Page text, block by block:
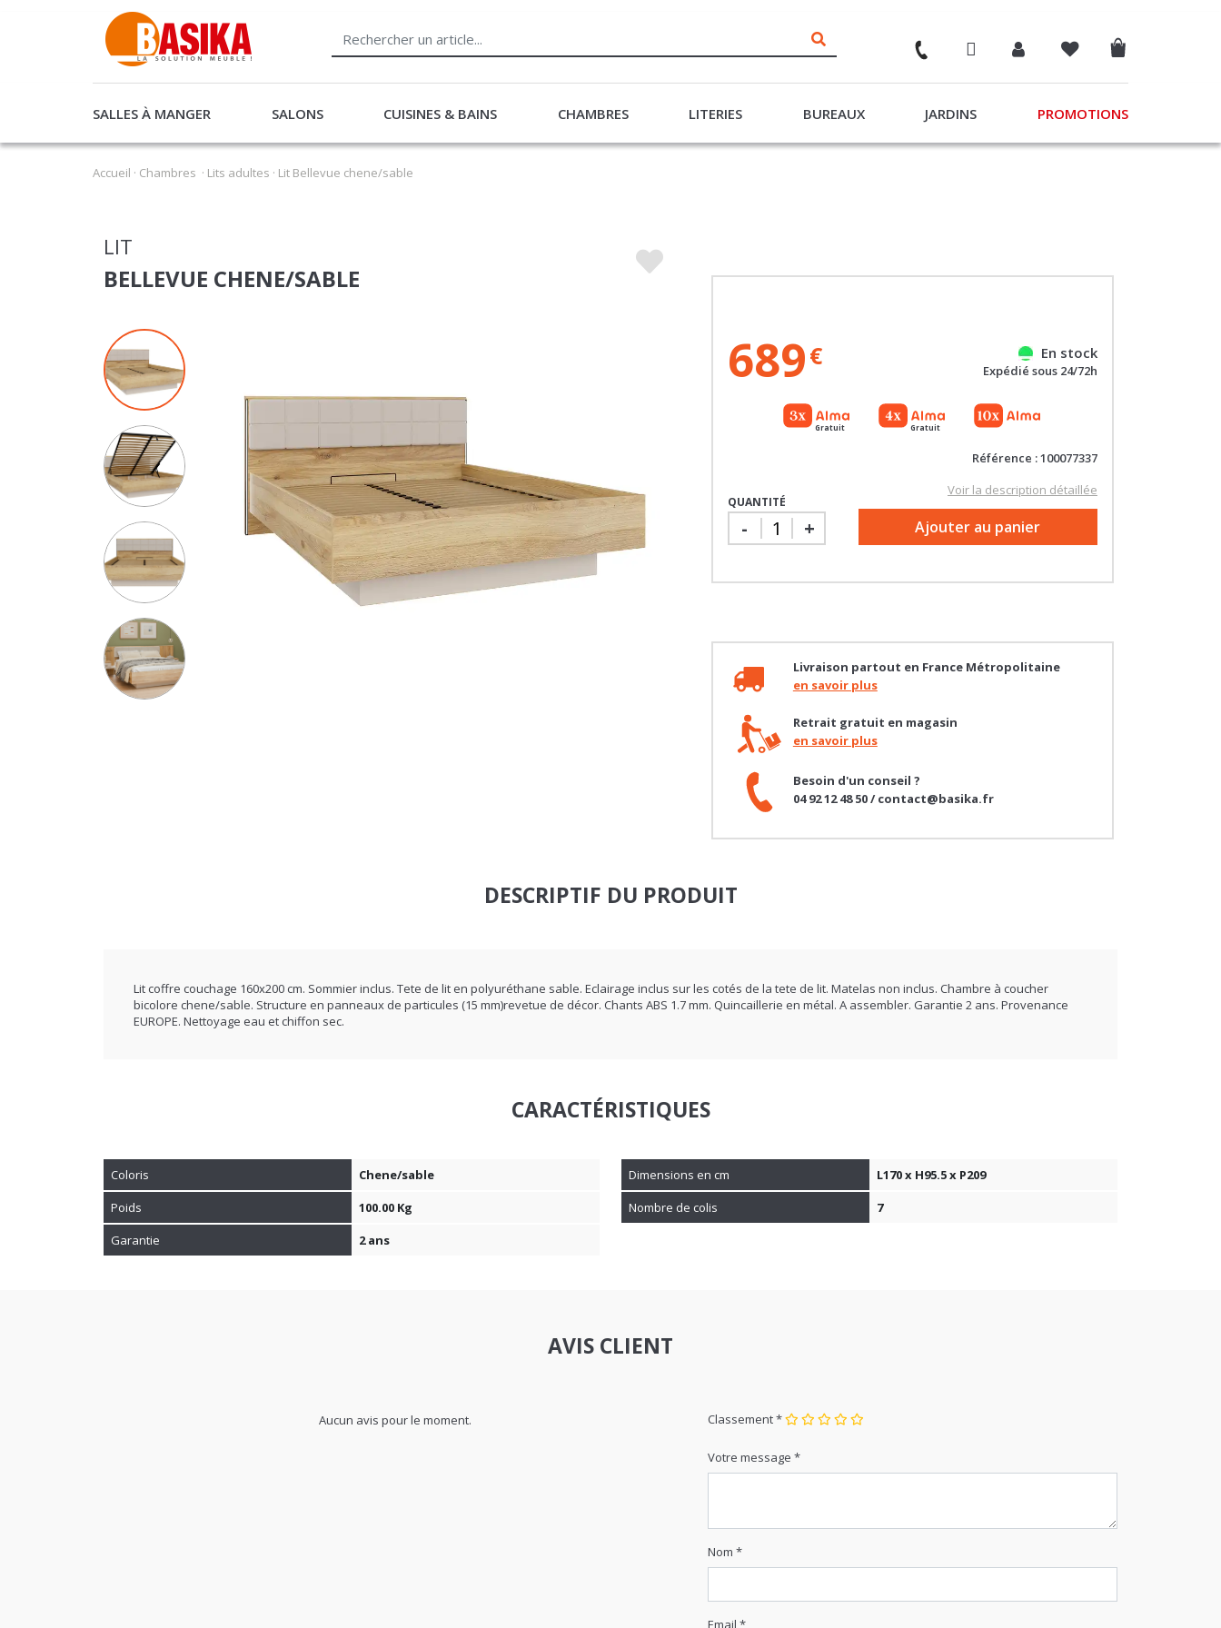
SALLES À MANGER SALONS CUISINES & BAINS CHAMBRES LITERIES BUREAUX JARDINS PROMOTIONS
Accueil · Chambres · Lits adultes · Lit Bellevue chene/sable
LIT
BELLEVUE CHENE/SABLE
689€ En stock
Expédié sous 24/72h
Gratuit Gratuit
Référence : 100077337
QUANTITÉ
- +
Voir la description détaillée
Ajouter au panier
Livraison partout en France Métropolitaine
en savoir plus
Retrait gratuit en magasin
en savoir plus
Besoin d'un conseil ?
04 92 12 48 50 / contact@basika.fr
DESCRIPTIF DU PRODUIT
Lit coffre couchage 160x200 cm. Sommier inclus. Tete de lit en polyuréthane sable. Eclairage inclus sur les cotés de la tete de lit. Matelas non inclus. Chambre à coucher
bicolore chene/sable. Structure en panneaux de particules (15 mm)revetue de décor. Chants ABS 1.7 mm. Quincaillerie en métal. A assembler. Garantie 2 ans. Provenance
EUROPE. Nettoyage eau et chiffon sec.
CARACTÉRISTIQUES
Coloris
Chene/sable
Poids
100.00 Kg
Garantie
2 ans
Dimensions en cm
L170 x H95.5 x P209
Nombre de colis
7
AVIS CLIENT
Aucun avis pour le moment. Classement *
Votre message *
Nom *
Email *